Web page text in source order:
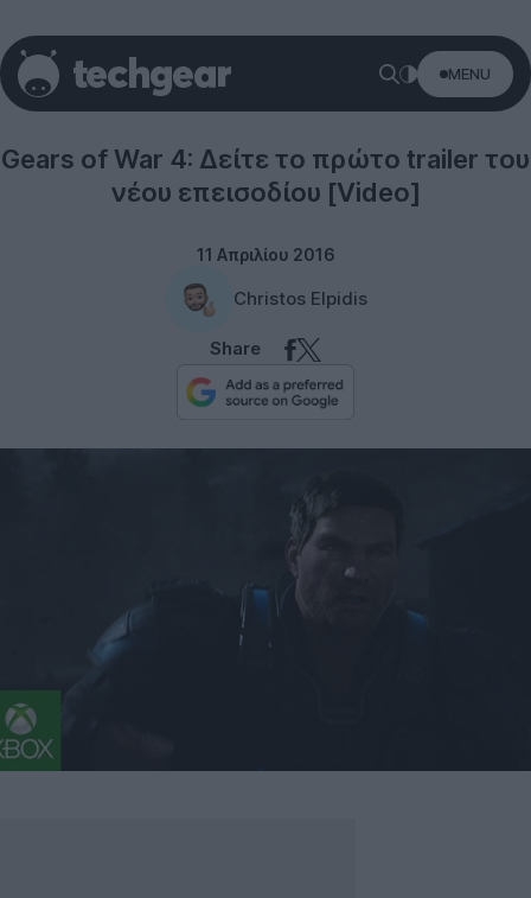
MENU
Gears of War 4: Δείτε το πρώτο trailer του
νέου επεισοδίου [Video]
11 Απριλίου 2016
Christos Elpidis
Share